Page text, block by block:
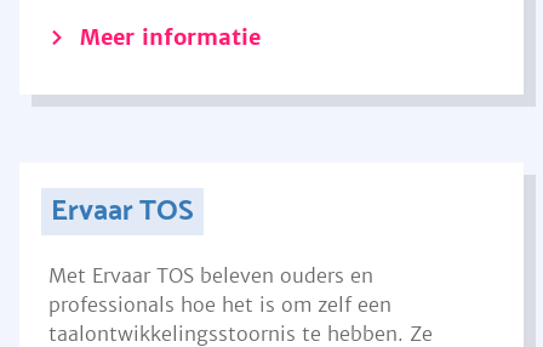
Meer informatie
Ervaar TOS
Met Ervaar TOS beleven ouders en
professionals hoe het is om zelf een
taalontwikkelingsstoornis te hebben. Ze